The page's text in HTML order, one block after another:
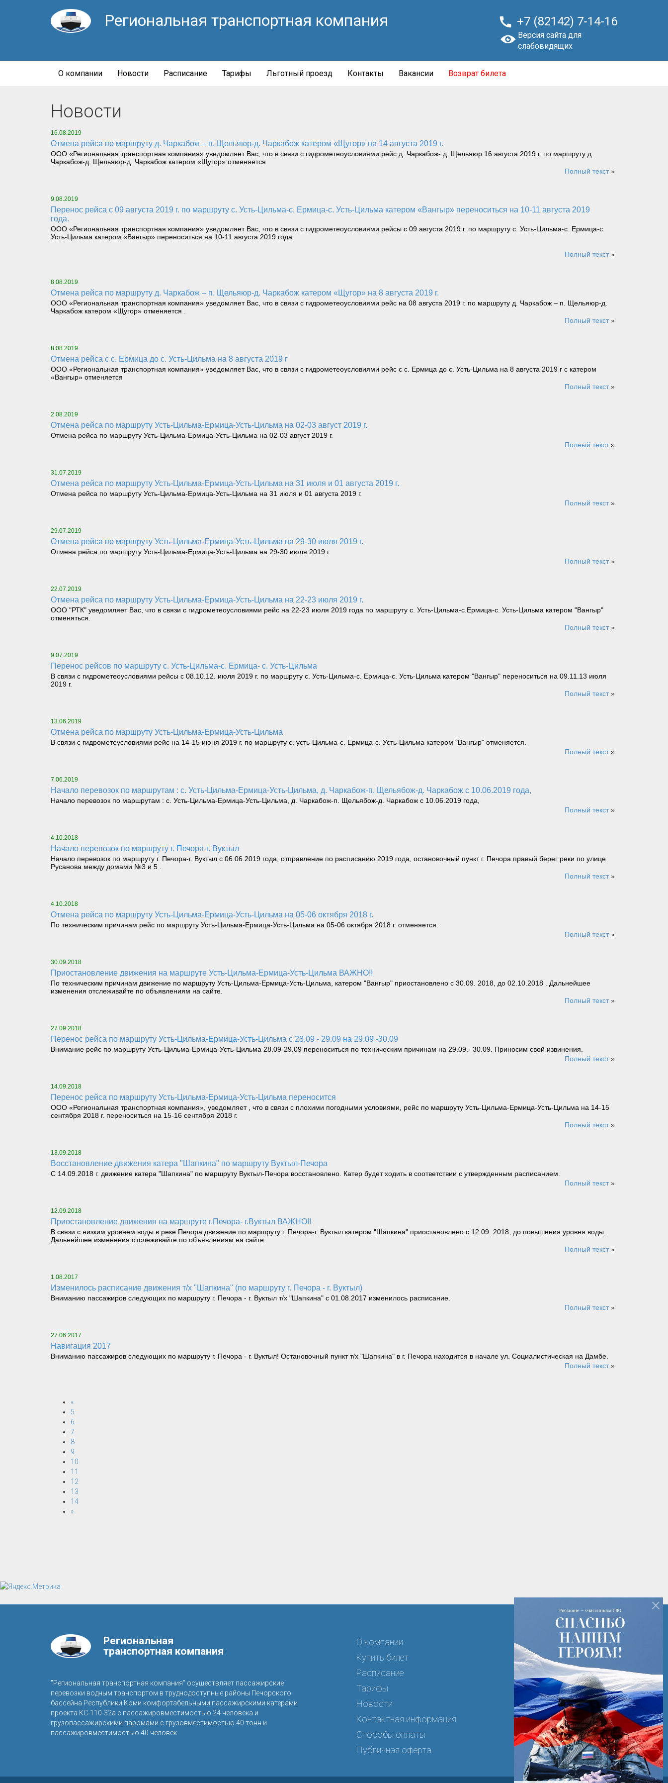
Региональная транспортная компания  +7 (82142) 7-14-16
Версия сайта для
слабовидящих
О компании Новости Расписание Тарифы Льготный проезд Контакты Вакансии Возврат билета
Новости
16.08.2019
Отмена рейса по маршруту д. Чаркабож – п. Щельяюр-д. Чаркабож катером «Щугор» на 14 августа 2019 г.
ООО «Региональная транспортная компания» уведомляет Вас, что в связи с гидрометеоусловиями рейс д. Чаркабож- д. Щельяюр 16 августа 2019 г. по маршруту д.
Чаркабож-д. Щельяюр-д. Чаркабож катером «Щугор» отменяется
Полный текст»
9.08.2019
Перенос рейса с 09 августа 2019 г. по маршруту с. Усть-Цильма-с. Ермица-с. Усть-Цильма катером «Вангыр» переноситься на 10-11 августа 2019
года.
ООО «Региональная транспортная компания» уведомляет Вас, что в связи с гидрометеоусловиями рейсы с 09 августа 2019 г. по маршруту с. Усть-Цильма-с. Ермица-с.
Усть-Цильма катером «Вангыр» переноситься на 10-11 августа 2019 года.
Полный текст»
8.08.2019
Отмена рейса по маршруту д. Чаркабож – п. Щельяюр-д. Чаркабож катером «Щугор» на 8 августа 2019 г.
ООО «Региональная транспортная компания» уведомляет Вас, что в связи с гидрометеоусловиями рейс на 08 августа 2019 г. по маршруту д. Чаркабож – п. Щельяюр-д.
Чаркабож катером «Щугор» отменяется .
Полный текст»
8.08.2019
Отмена рейса с с. Ермица до с. Усть-Цильма на 8 августа 2019 г
ООО «Региональная транспортная компания» уведомляет Вас, что в связи с гидрометеоусловиями рейс с с. Ермица до с. Усть-Цильма на 8 августа 2019 г с катером
«Вангыр» отменяется
Полный текст»
2.08.2019
Отмена рейса по маршруту Усть-Цильма-Ермица-Усть-Цильма на 02-03 август 2019 г.
Отмена рейса по маршруту Усть-Цильма-Ермица-Усть-Цильма на 02-03 август 2019 г.
Полный текст»
31.07.2019
Отмена рейса по маршруту Усть-Цильма-Ермица-Усть-Цильма на 31 июля и 01 августа 2019 г.
Отмена рейса по маршруту Усть-Цильма-Ермица-Усть-Цильма на 31 июля и 01 августа 2019 г.
Полный текст»
29.07.2019
Отмена рейса по маршруту Усть-Цильма-Ермица-Усть-Цильма на 29-30 июля 2019 г.
Отмена рейса по маршруту Усть-Цильма-Ермица-Усть-Цильма на 29-30 июля 2019 г.
Полный текст»
22.07.2019
Отмена рейса по маршруту Усть-Цильма-Ермица-Усть-Цильма на 22-23 июля 2019 г.
ООО "РТК" уведомляет Вас, что в связи с гидрометеоусловиями рейс на 22-23 июля 2019 года по маршруту с. Усть-Цильма-с.Ермица-с. Усть-Цильма катером "Вангыр"
отменяться.
Полный текст»
9.07.2019
Перенос рейсов по маршруту с. Усть-Цильма-с. Ермица- с. Усть-Цильма
В связи с гидрометеоусловиями рейсы с 08.10.12. июля 2019 г. по маршруту с. Усть-Цильма-с. Ермица-с. Усть-Цильма катером "Вангыр" переноситься на 09.11.13 июля
2019 г.
Полный текст»
13.06.2019
Отмена рейса по маршруту Усть-Цильма-Ермица-Усть-Цильма
В связи с гидрометеусловиями рейс на 14-15 июня 2019 г. по маршруту с. усть-Цильма-с. Ермица-с. Усть-Цильма катером "Вангыр" отменяется.
Полный текст»
7.06.2019
Начало перевозок по маршрутам : с. Усть-Цильма-Ермица-Усть-Цильма, д. Чаркабож-п. Щельябож-д. Чаркабож с 10.06.2019 года,
Начало перевозок по маршрутам : с. Усть-Цильма-Ермица-Усть-Цильма, д. Чаркабож-п. Щельябож-д. Чаркабож с 10.06.2019 года,
Полный текст»
4.10.2018
Начало перевозок по маршруту г. Печора-г. Вуктыл
Начало перевозок по маршруту г. Печора-г. Вуктыл с 06.06.2019 года, отправление по расписанию 2019 года, остановочный пункт г. Печора правый берег реки по улице
Русанова между домами №3 и 5 .
Полный текст»
4.10.2018
Отмена рейса по маршруту Усть-Цильма-Ермица-Усть-Цильма на 05-06 октября 2018 г.
По техническим причинам рейс по маршруту Усть-Цильма-Ермица-Усть-Цильма на 05-06 октября 2018 г. отменяется.
Полный текст»
30.09.2018
Приостановление движения на маршруте Усть-Цильма-Ермица-Усть-Цильма ВАЖНО!!
По техническим причинам движение по маршруту Усть-Цильма-Ермица-Усть-Цильма, катером "Вангыр" приостановлено с 30.09. 2018, до 02.10.2018 . Дальнейшее
изменения отслеживайте по объявлениям на сайте.
Полный текст»
27.09.2018
перенос рейса по маршруту Усть-Цильма-Ермица-Усть-Цильма с 28.09 - 29.09 на 29.09 -30.09
Внимание рейс по маршруту Усть-Цильма-Ермица-Усть-Цильма 28.09-29.09 переноситься по техническим причинам на 29.09.- 30.09. Приносим свой извинения.
Полный текст»
14.09.2018
перенос рейса по маршруту Усть-Цильма-Ермица-Усть-Цильма переносится
ООО «Региональная транспортная компания», уведомляет , что в связи с плохими погодными условиями, рейс по маршруту Усть-Цильма-Ермица-Усть-Цильма на 14-15
сентября 2018 г. переноситься на 15-16 сентября 2018 г.
Полный текст»
13.09.2018
Восстановление движения катера "Шапкина" по маршруту Вуктыл-Печора
С 14.09.2018 г. движение катера "Шапкина" по маршруту Вуктыл-Печора восстановлено. Катер будет ходить в соответствии с утвержденным расписанием.
Полный текст»
12.09.2018
Приостановление движения на маршруте г.Печора- г.Вуктыл ВАЖНО!!
В связи с низким уровнем воды в реке Печора движение по маршруту г. Печора-г. Вуктыл катером "Шапкина" приостановлено с 12.09. 2018, до повышения уровня воды.
Дальнейшее изменения отслеживайте по объявлениям на сайте.
Полный текст»
1.08.2017
Изменилось расписание движения т/х "Шапкина" (по маршруту г. Печора - г. Вуктыл)
Вниманию пассажиров следующих по маршруту г. Печора - г. Вуктыл т/х "Шапкина" с 01.08.2017 изменилось расписание.
Полный текст»
27.06.2017
Навигация 2017
Вниманию пассажиров следующих по маршруту г. Печора - г. Вуктыл! Остановочный пункт т/х "Шапкина" в г. Печора находится в начале ул. Социалистическая на Дамбе.
Полный текст»
«
5
6
7
8
9
10
11
12
13
14
»
Региональная
транспортная компания
"Региональная транспортная компания" осуществляет пассажирские
перевозки водным транспортом в труднодоступные районы Печорского
бассейна Республики Коми комфортабельными пассажирскими катерами
проекта КС-110-32а с пассажировместимостью 24 человека и
грузопассажирскими паромами с грузовместимостью 40 тонн и
пассажировместимостью 40 человек.
О компании
Купить билет
Расписание
Тарифы
Новости
Контактная информация
Способы оплаты
Публичная оферта
+7 (82142) 7-14-16
+7 (82142) 3-28-15
РК г. Печора ул. Лесная д. 2
ooortk-2011@mail.ru
Режим работы с 8:00 - 17:00
×